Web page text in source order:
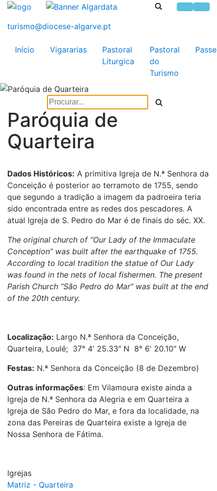
Início Vigararias
Pastoral
Liturgica
Pastoral
do
Turismo
Paróquia de
Quarteira
Dados Históricos: A primitiva Igreja de N.ª Senhora da
Conceição é posterior ao terramoto de 1755, sendo
que segundo a tradição a imagem da padroeira teria
sido encontrada entre as redes dos pescadores. A
atual Igreja de S. Pedro do Mar é de finais do séc. XX.
The original church of “Our Lady of the Immaculate
Conception” was built after the earthquake of 1755.
According to local tradition the statue of Our Lady
was found in the nets of local fishermen. The present
Parish Church “São Pedro do Mar” was built at the end
of the 20th century.
Localização: Largo N.ª Senhora da Conceição,
Quarteira, Loulé; 37° 4' 25.33" N 8° 6' 20.10" W
Festas: N.ª Senhora da Conceição (8 de Dezembro)
Outras informações: Em Vilamoura existe ainda a
Igreja de N.ª Senhora da Alegria e em Quarteira a
Igreja de São Pedro do Mar, e fora da localidade, na
zona das Pereiras de Quarteira existe a Igreja de
Nossa Senhora de Fátima.
Igrejas
Matriz - Quarteira